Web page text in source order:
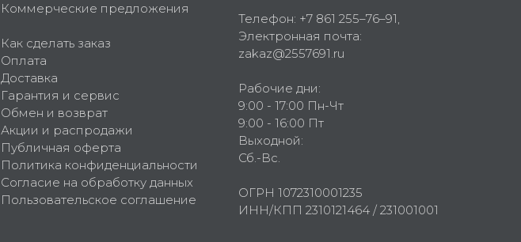
Коммерческие предложения
Как сделать заказ
Оплата
Доставка
Гарантия и сервис
Обмен и возврат
Акции и распродажи
Публичная оферта
Политика конфиденциальности
Согласие на обработку данных
Пользовательское соглашение
Телефон: +7 861 255–76–91,
Электронная почта:
zakaz@2557691.ru
Рабочие дни:
9:00 - 17:00 Пн-Чт
9:00 - 16:00 Пт
Выходной:
Сб.-Вс.
ОГРН 1072310001235
ИНН/КПП 2310121464 / 231001001